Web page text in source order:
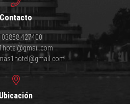
Contacto
03858 427400
Ubicación